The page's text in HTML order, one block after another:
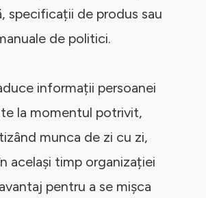
specificații de produs sau
de politici.
informații persoanei
la momentul potrivit,
munca de zi cu zi,
același timp organizației
pentru a se mișca